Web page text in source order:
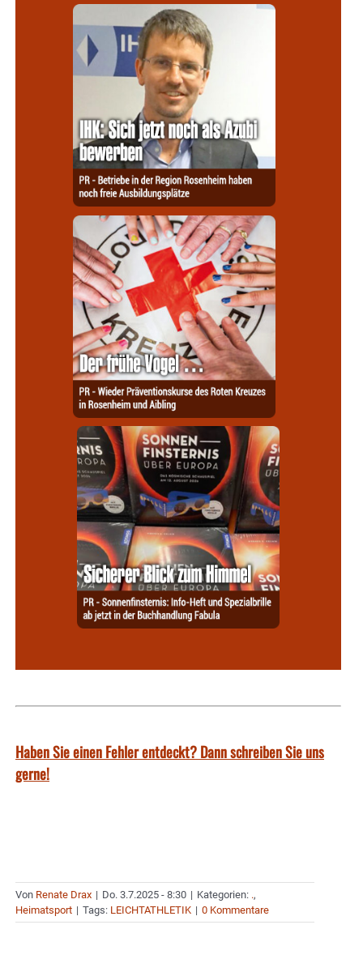
Haben Sie einen Fehler entdeckt? Dann schreiben Sie uns
gerne!
Von Renate Drax | Do. 3.7.2025 - 8:30 | Kategorien: .,
Heimatsport | Tags: LEICHTATHLETIK | 0 Kommentare